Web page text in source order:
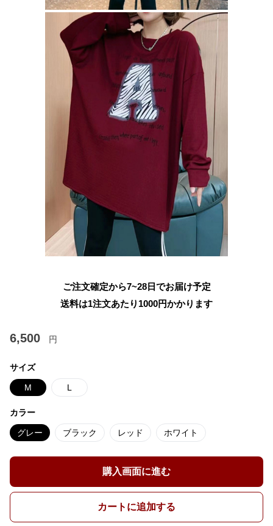
ご注文確定から7~28日でお届け予定
送料は1注文あたり 1000円かかります
6,500 円
サイズ
M L
カラー
グレー ブラック レッド ホワイト
購入画面に進む
カートに追加する